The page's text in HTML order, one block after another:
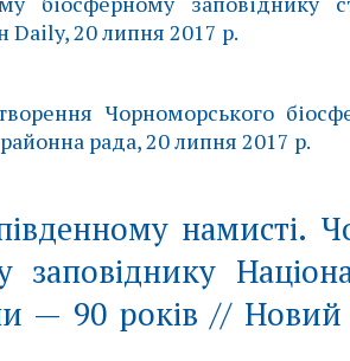
20 липня 2017 р.
Чорноморського
рада, 20 липня 2017 р.
намисті.
заповіднику
— 90 років //